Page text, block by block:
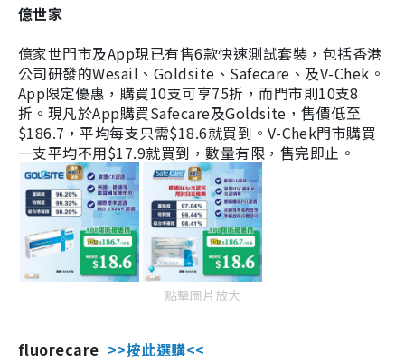
億世家
億家世門市及App現已有售6款快速測試套裝，包括香港
公司研發的Wesail、Goldsite、Safecare、及V-Chek。
App限定優惠，購買10支可享75折，而門市則10支8
折。現凡於App購買Safecare及Goldsite，售價低至
$186.7，平均每支只需$18.6就買到。V-Chek門市購買
一支平均不用$17.9就買到，數量有限，售完即止。
點擊圖片放大
fluorecare >>按此選購<<